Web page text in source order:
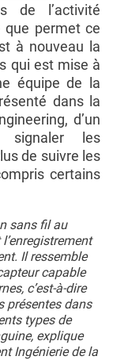
de l’activité
que permet ce
à nouveau la
qui est mise à
équipe de la
dans la
d’un
signaler les
de suivre les
certains
sans fil au
Il ressemble
capable
c’est-à-dire
présentes dans
types de
explique
Ingénierie de la